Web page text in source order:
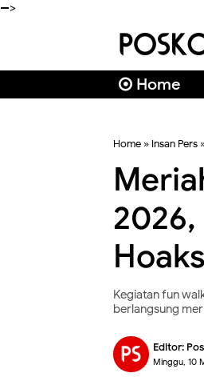
-->
Home
Home » Insan Pers
2026,
Hoaks
Kegiatan fun
berlangsung
Editor:
Minggu, 10